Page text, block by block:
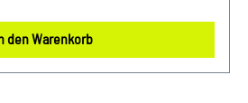
Luftqualität während der Fahrt. Er
VW Fahrzeuge entwickelt und
den Warenkorb